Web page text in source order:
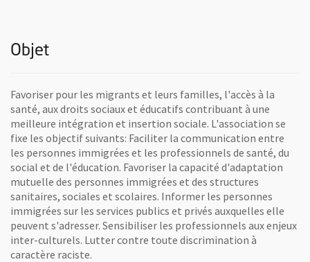
Objet
Favoriser pour les migrants et leurs familles, l'accès à la
santé, aux droits sociaux et éducatifs contribuant à une
meilleure intégration et insertion sociale. L'association se
fixe les objectif suivants: Faciliter la communication entre
les personnes immigrées et les professionnels de santé, du
social et de l'éducation. Favoriser la capacité d'adaptation
mutuelle des personnes immigrées et des structures
sanitaires, sociales et scolaires. Informer les personnes
immigrées sur les services publics et privés auxquelles elle
peuvent s'adresser. Sensibiliser les professionnels aux enjeux
inter-culturels. Lutter contre toute discrimination à
caractère raciste.